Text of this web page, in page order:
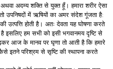
अदम्य शक्ति से युक्त हूँ। हमारा शरीर ऐसा
तो उपनिषदों में ऋषियों का अमर संदेश गूंजता है:
उत्पत्ति होती है। अतः देवता यह घोषणा करते
है इसलिए हम सभी को इसी भगवानमय दृष्टि से
आज के मानव पर घृणा तो आती है कि हमारे
इतने परिश्रम से सृष्टि की स्थापना करते